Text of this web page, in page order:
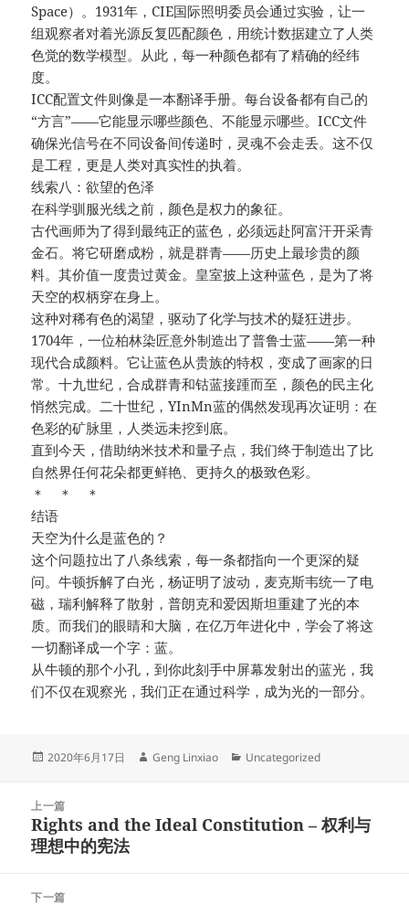
Space）。1931年，CIE国际照明委员会通过实验，让一
组观察者对着光源反复匹配颜色，用统计数据建立了人类
色觉的数学模型。从此，每一种颜色都有了精确的经纬
度。
ICC配置文件则像是一本翻译手册。每台设备都有自己的
“方言”——它能显示哪些颜色、不能显示哪些。ICC文件
确保光信号在不同设备间传递时，灵魂不会走丢。这不仅
是工程，更是人类对真实性的执着。
线索八：欲望的色泽
在科学驯服光线之前，颜色是权力的象征。
古代画师为了得到最纯正的蓝色，必须远赴阿富汗开采青
金石。将它研磨成粉，就是群青——历史上最珍贵的颜
料。其价值一度贵过黄金。皇室披上这种蓝色，是为了将
天空的权柄穿在身上。
这种对稀有色的渴望，驱动了化学与技术的疑狂进步。
1704年，一位柏林染匠意外制造出了普鲁士蓝——第一种
现代合成颜料。它让蓝色从贵族的特权，变成了画家的日
常。十九世纪，合成群青和钴蓝接踵而至，颜色的民主化
悄然完成。二十世纪，YInMn蓝的偶然发现再次证明：在
色彩的矿脉里，人类远未挖到底。
直到今天，借助纳米技术和量子点，我们终于制造出了比
自然界任何花朵都更鲜艳、更持久的极致色彩。
＊ ＊ ＊
结语
天空为什么是蓝色的？
这个问题拉出了八条线索，每一条都指向一个更深的疑
问。牛顿拆解了白光，杨证明了波动，麦克斯韦统一了电
磁，瑞利解释了散射，普朗克和爱因斯坦重建了光的本
质。而我们的眼睛和大脑，在亿万年进化中，学会了将这
一切翻译成一个字：蓝。
从牛顿的那个小孔，到你此刻手中屏幕发射出的蓝光，我
们不仅在观察光，我们正在通过科学，成为光的一部分。
发
2020年6月17日
作
Geng Linxiao
分
Uncategorized
上一篇
上
篇
章：
Rights and the Ideal Constitution – 权利与
理想中的宪法
下一篇